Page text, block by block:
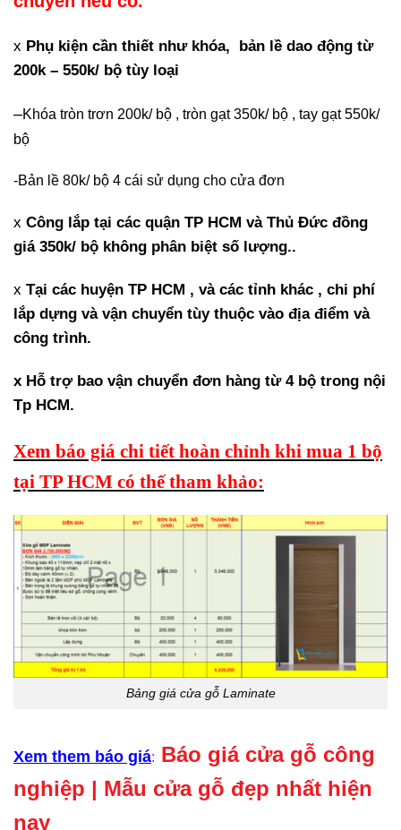
x Phụ kiện cần thiết như khóa, bản lề dao động từ
200k – 550k/ bộ tùy loại
–Khóa tròn trơn 200k/ bộ , tròn gạt 350k/ bộ , tay gạt 550k/
bộ
-Bản lề 80k/ bộ 4 cái sử dụng cho cửa đơn
x Công lắp tại các quận TP HCM và Thủ Đức đồng
giá 350k/ bộ không phân biệt số lượng..
x Tại các huyện TP HCM , và các tỉnh khác , chi phí
lắp dựng và vận chuyển tùy thuộc vào địa điểm và
công trình.
x Hỗ trợ bao vận chuyển đơn hàng từ 4 bộ trong nội
Tp HCM.
Xem báo giá chi tiết hoàn chỉnh khi mua 1 bộ
tại TP HCM có thế tham khảo:
Bảng giá cửa gỗ Laminate
Xem them báo giá: Báo giá cửa gỗ công
nghiệp | Mẫu cửa gỗ đẹp nhất hiện
nay